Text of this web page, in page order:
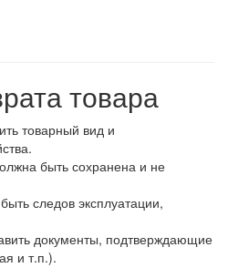
товара
товарный вид и
быть сохранена и не
следов эксплуатации,
документы, подтверждающие
и т.п.).